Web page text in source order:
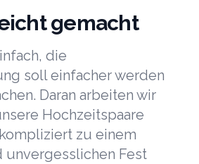
gemacht
die
soll einfacher werden
Daran arbeiten wir
Hochzeitspaare
zu einem
unvergesslichen Fest